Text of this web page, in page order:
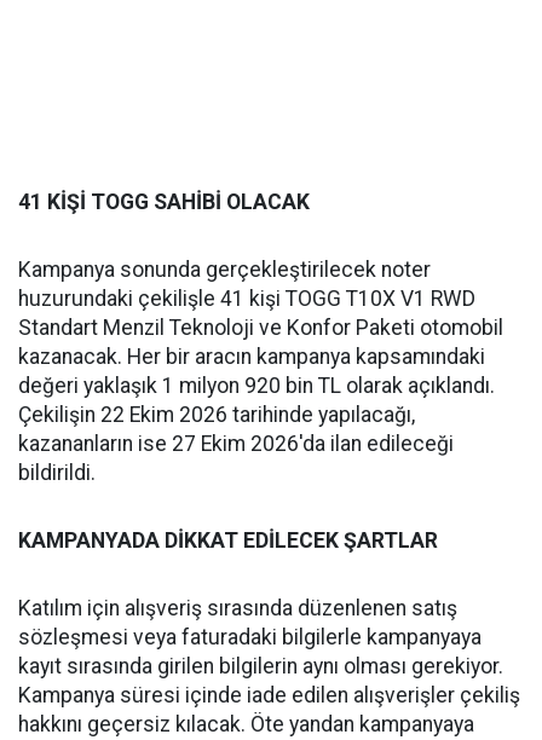
41 KİŞİ TOGG SAHİBİ OLACAK
Kampanya sonunda gerçekleştirilecek noter
huzurundaki çekilişle 41 kişi TOGG T10X V1 RWD
Standart Menzil Teknoloji ve Konfor Paketi otomobil
kazanacak. Her bir aracın kampanya kapsamındaki
değeri yaklaşık 1 milyon 920 bin TL olarak açıklandı.
Çekilişin 22 Ekim 2026 tarihinde yapılacağı,
kazananların ise 27 Ekim 2026'da ilan edileceği
bildirildi.
KAMPANYADA DİKKAT EDİLECEK ŞARTLAR
Katılım için alışveriş sırasında düzenlenen satış
sözleşmesi veya faturadaki bilgilerle kampanyaya
kayıt sırasında girilen bilgilerin aynı olması gerekiyor.
Kampanya süresi içinde iade edilen alışverişler çekiliş
hakkını geçersiz kılacak. Öte yandan kampanyaya